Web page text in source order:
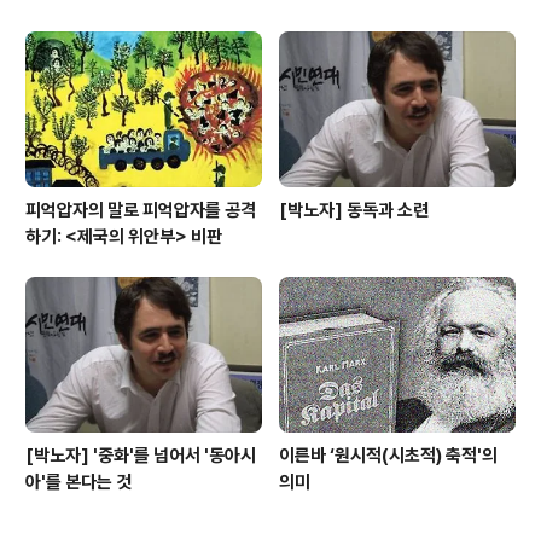
피억압자의 말로 피억압자를 공격
하기: <제국의 위안부> 비판
[박노자] 동독과 소련
[박노자] '중화'를 넘어서 '동아시
아'를 본다는 것
이른바 ‘원시적(시초적) 축적'의
의미